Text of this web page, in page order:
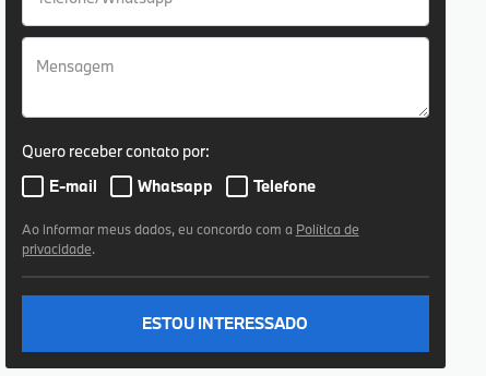
Quero receber contato por:
E-mail
Whatsapp Telefone
Ao informar meus dados, eu concordo com a Política de
privacidade.
ESTOU INTERESSADO